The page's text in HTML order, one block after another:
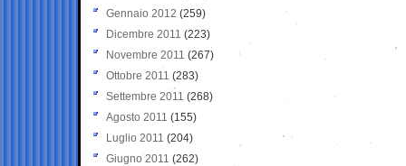
Gennaio 2012 (259)
Dicembre 2011 (223)
Novembre 2011 (267)
Ottobre 2011 (283)
Settembre 2011 (268)
Agosto 2011 (155)
Luglio 2011 (204)
Giugno 2011 (262)